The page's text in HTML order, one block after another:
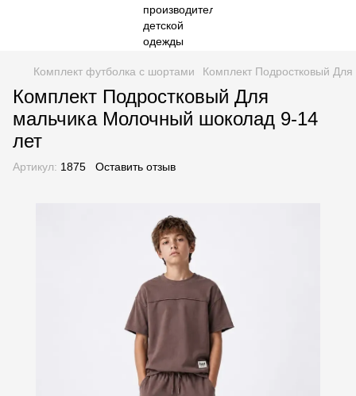
Комплект футболка с шортами Комплект Подростковый
Комплект Подростковый Для
мальчика Молочный шоколад 9-14
лет
Артикул: 1875 Оставить отзыв